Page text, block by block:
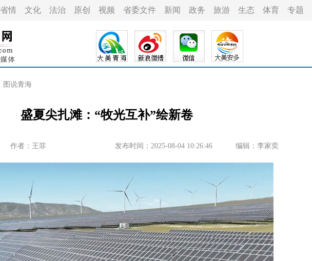
省情 文化 法治 原创 视频 省委文件 新闻 政务 旅游 生态 体育 专题
图说青海
盛夏尖扎滩：“牧光互补”绘新卷
作者： 王菲 发布时间：2025-08-04 10:26:46 编辑：李家奕